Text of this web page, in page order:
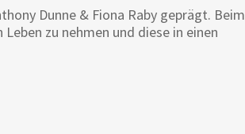
Dunne & Fiona Raby geprägt. Beim
zu nehmen und diese in einen